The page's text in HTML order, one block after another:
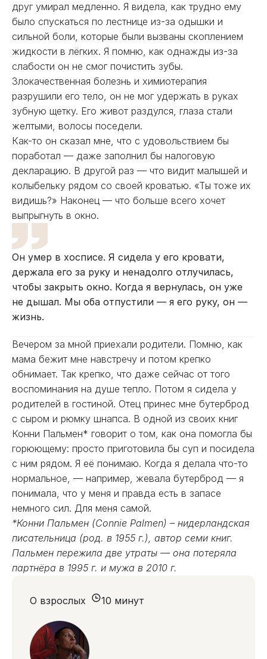
друг умирал медленно. Я видела, как трудно ему
было спускаться по лестнице из-за одышки и
сильной боли, которые были вызваны скоплением
жидкости в лёгких. Я помню, как однажды из-за
слабости он не смог почистить зубы.
Злокачественная болезнь и химиотерапия
разрушили его тело, он не мог удержать в руках
зубную щетку. Его живот раздулся, глаза стали
желтыми, волосы поседели.
Как-то он сказал мне, что с удовольствием бы
поработал — даже заполнил бы налоговую
декларацию. В другой раз — что видит малышей и
колыбельку рядом со своей кроватью. «Ты тоже их
видишь?» Наконец — что больше всего хочет
выпрыгнуть в окно.
Он умер в хосписе. Я сидела у его кровати,
держала его за руку и ненадолго отлучилась,
чтобы закрыть окно. Когда я вернулась, он уже
не дышал. Мы оба отпустили — я его руку, он —
жизнь.
Вечером за мной приехали родители. Помню, как
мама бежит мне навстречу и потом крепко
обнимает. Так крепко, что даже сейчас от того
воспоминания на душе тепло. Потом я сидела у
родителей в гостиной. Отец принес мне бутерброд
с сыром и рюмку шнапса. В одной из своих книг
Конни Пальмен* говорит о том, как она помогла бы
горюющему: просто приготовила бы суп и посидела
с ним рядом. Я её понимаю. Когда я делала что-то
нормальное, — например, жевала бутерброд — я
понимала, что у меня и правда есть в запасе
немного сил. Для меня самой.
*Конни Пальмен (Connie Palmen) – нидерландская
писательница (род. в 1955 г.), автор семи книг.
Пальмен пережила две утраты — она потеряла
партнёра в 1995 г. и мужа в 2010 г.
О взрослых 10 минут